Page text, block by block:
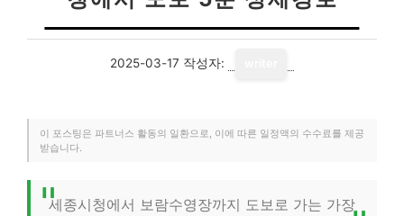
2025-03-17 작성자:
이 포스팅은 파트너스 활동의 일환으로, 이에 따른 일정액의 수수료를 제공
받습니다.
세종시청에서 보람수영장까지 도보로 가는 가장